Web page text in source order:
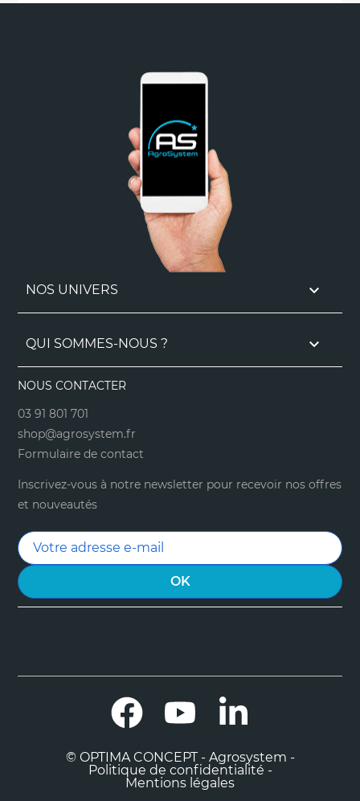
NOS UNIVERS 
QUI SOMMES-NOUS ? 
NOUS CONTACTER
03 91 801 701
shop@agrosystem.fr
Formulaire de contact
Inscrivez-vous à notre newsletter pour recevoir nos offres
et nouveautés
Facebook YouTube
© OPTIMA CONCEPT - Agrosystem -
Politique de confidentialité -
Mentions légales